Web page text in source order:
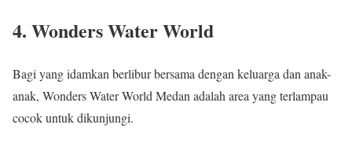
4. Wonders Water World
Bagi yang idamkan berlibur bersama dengan keluarga dan anak-
anak, Wonders Water World Medan adalah area yang terlampau
cocok untuk dikunjungi.